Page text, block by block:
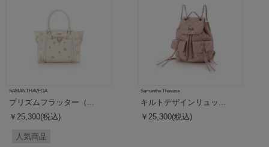
SAMANTHAVEGA
プリズムフラッター（...
￥25,300(税込)
人気商品
Samantha Thavasa
キルトデザインリュッ...
￥25,300(税込)